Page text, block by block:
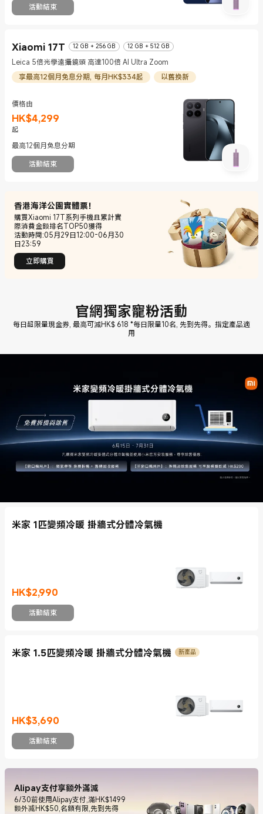
活動結束
Xiaomi 17T 12 GB + 256 GB 12 GB + 512 GB
Leica 5倍光學遠攝鏡頭 高達100倍 AI Ultra Zoom
享最高12個月免息分期, 每月HK$334起
以舊換新
價格由
HK$4,299
現價 HK$4299
起
最高12個月免息分期
活動結束
香港海洋公園實體票！
購買Xiaomi 17T系列手機且累計實
際消費金额排名TOP50獲得
活動時間:05月29日12:00-06月30
日23:59
立即購買
官網獨家寵粉活動
每日超限量現金券, 最高可減HK$ 618 *每日限量10名, 先到先得。指定產品適
米家 1匹變頻冷暖 掛牆式分體冷氣機
HK$2,990
現價 HK$2990
活動結束
米家 1.5匹變頻冷暖 掛牆式分體冷氣機 新產品
HK$3,690
現價 HK$3690
活動結束
Alipay支付享额外滿減
6/30前使用Alipay支付,滿HK$1499
额外减HK$50,名額有限,先到先得